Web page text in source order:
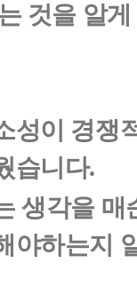
것을 알게
성이 경쟁
습니다.
생각을 매
야하는지